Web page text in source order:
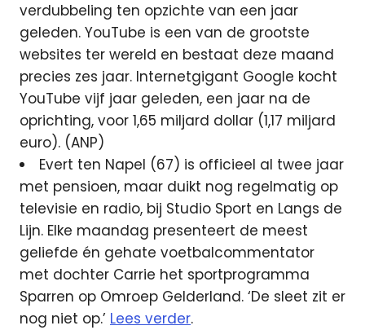
verdubbeling ten opzichte van een jaar
geleden. YouTube is een van de grootste
websites ter wereld en bestaat deze maand
precies zes jaar. Internetgigant Google kocht
YouTube vijf jaar geleden, een jaar na de
oprichting, voor 1,65 miljard dollar (1,17 miljard
euro). (ANP)
Evert ten Napel (67) is officieel al twee jaar
met pensioen, maar duikt nog regelmatig op
televisie en radio, bij Studio Sport en Langs de
Lijn. Elke maandag presenteert de meest
geliefde én gehate voetbalcommentator
met dochter Carrie het sportprogramma
Sparren op Omroep Gelderland. ‘De sleet zit er
nog niet op.’ Lees verder.